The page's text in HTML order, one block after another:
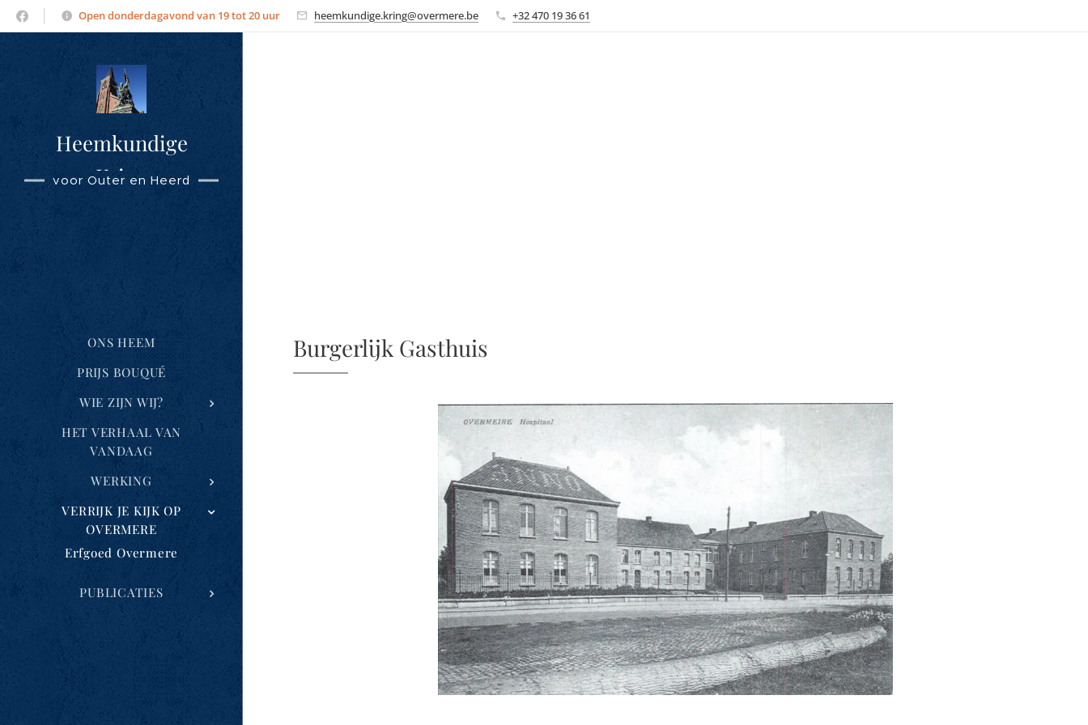
Open donderdagavond van 19 tot 20 uur heemkundige.kring@overmere.be +32 470 19 36 61
Heemkundige
Kring
Overmere
voor Outer en Heerd
ONS HEEM
PRIJS BOUQUÉ
WIE ZIJN WIJ?
HET VERHAAL VAN
VANDAAG
WERKING
VERRIJK JE KIJK OP
OVERMERE
Erfgoed Overmere
PUBLICATIES
Burgerlijk Gasthuis